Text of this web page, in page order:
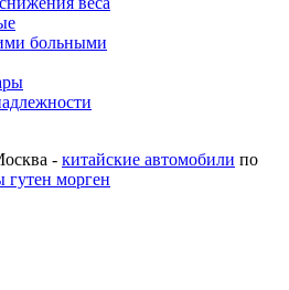
больными
- китайские автомобили по
гутен морген